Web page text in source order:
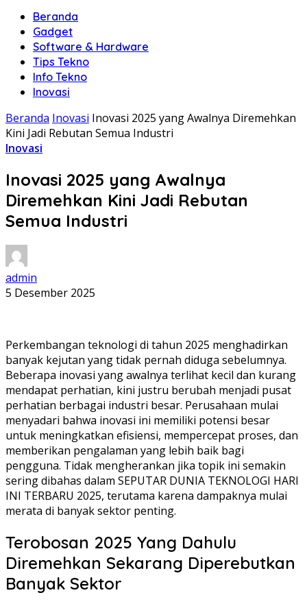
Beranda
Gadget
Software & Hardware
Tips Tekno
Info Tekno
Inovasi
Beranda Inovasi Inovasi 2025 yang Awalnya Diremehkan
Kini Jadi Rebutan Semua Industri
Inovasi
Inovasi 2025 yang Awalnya
Diremehkan Kini Jadi Rebutan
Semua Industri
admin
5 Desember 2025
Perkembangan teknologi di tahun 2025 menghadirkan
banyak kejutan yang tidak pernah diduga sebelumnya.
Beberapa inovasi yang awalnya terlihat kecil dan kurang
mendapat perhatian, kini justru berubah menjadi pusat
perhatian berbagai industri besar. Perusahaan mulai
menyadari bahwa inovasi ini memiliki potensi besar
untuk meningkatkan efisiensi, mempercepat proses, dan
memberikan pengalaman yang lebih baik bagi
pengguna. Tidak mengherankan jika topik ini semakin
sering dibahas dalam SEPUTAR DUNIA TEKNOLOGI HARI
INI TERBARU 2025, terutama karena dampaknya mulai
merata di banyak sektor penting.
Terobosan 2025 Yang Dahulu
Diremehkan Sekarang Diperebutkan
Banyak Sektor